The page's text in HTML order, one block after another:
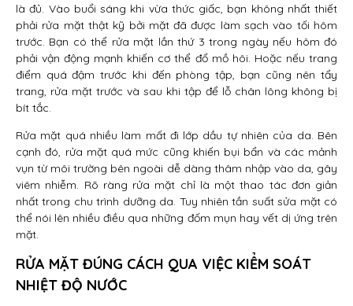
là đủ. Vào buổi sáng khi vừa thức giấc, bạn không nhất thiết
phải rửa mặt thật kỹ bởi mặt đã được làm sạch vào tối hôm
trước. Bạn có thể rửa mặt lần thứ 3 trong ngày nếu hôm đó
phải vận động mạnh khiến cơ thể đổ mồ hôi. Hoặc nếu trang
điểm quá đậm trước khi đến phòng tập, bạn cũng nên tẩy
trang, rửa mặt trước và sau khi tập để lỗ chân lông không bị
bít tắc.
Rửa mặt quá nhiều làm mất đi lớp dầu tự nhiên của da. Bên
cạnh đó, rửa mặt quá mức cũng khiến bụi bẩn và các mảnh
vụn từ môi trường bên ngoài dễ dàng thâm nhập vào da, gây
viêm nhiễm. Rõ ràng rửa mặt chỉ là một thao tác đơn giản
nhất trong chu trình dưỡng da. Tuy nhiên tần suất sửa mặt có
thể nói lên nhiều điều qua những đốm mụn hay vết dị ứng trên
mặt.
RỬA MẶT ĐÚNG CÁCH QUA VIỆC KIỂM SOÁT
NHIỆT ĐỘ NƯỚC